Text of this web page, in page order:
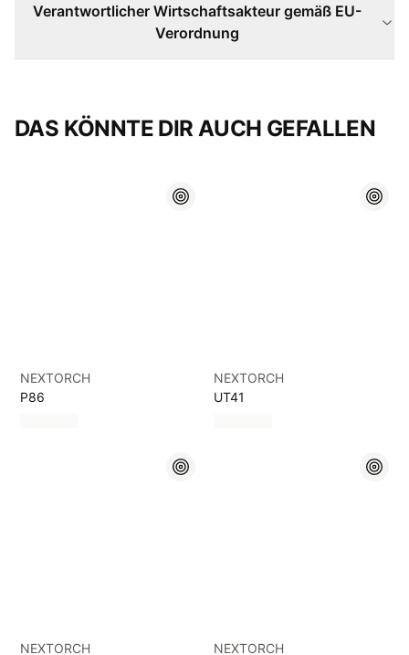
Verantwortlicher Wirtschaftsakteur gemäß EU-
Verordnung
DAS KÖNNTE DIR AUCH GEFALLEN
NEXTORCH
P86
NEXTORCH
UT41
NEXTORCH NEXTORCH